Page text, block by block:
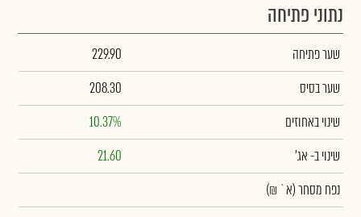
נתוני פתיחה
שער פתיחה
229.90
שער בסיס
208.30
שינוי באחוזים
10.37%
שינויב- אג'
21.60
נפח מסחר(א` ₪)